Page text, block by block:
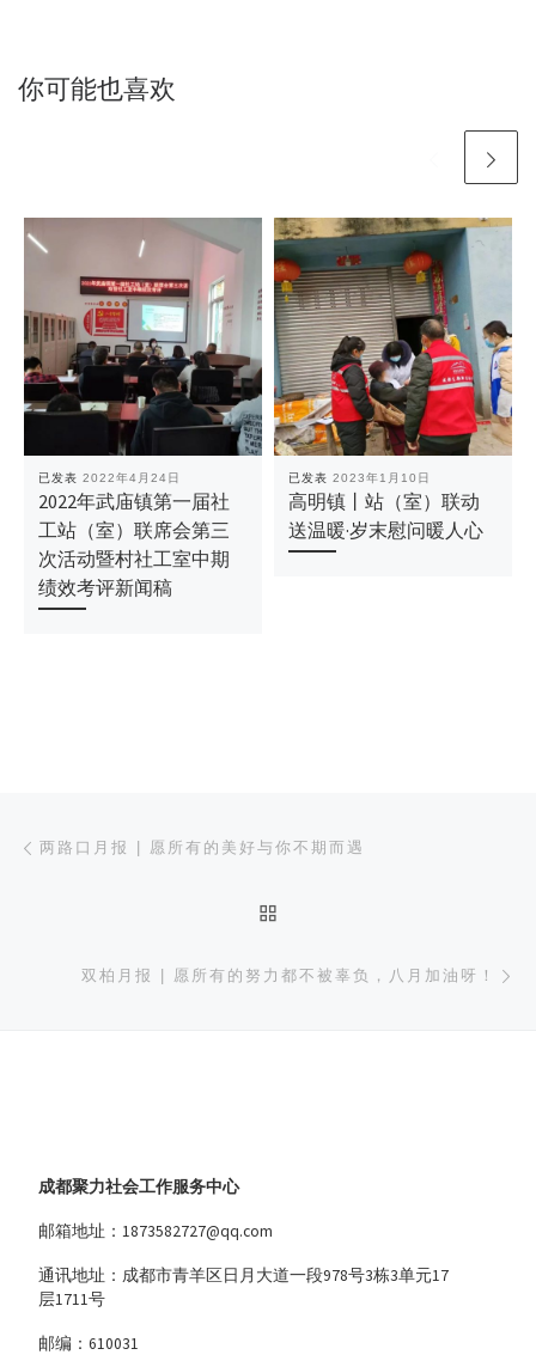
你可能也喜欢
已发表 2022年4月24日
2022年武庙镇第一届社
工站（室）联席会第三
次活动暨村社工室中期
绩效考评新闻稿
已发表 2023年1月10日
高明镇丨站（室）联动
送温暖·岁末慰问暖人心
文章导航
两路口月报 | 愿所有的美好与你不期而遇
双柏月报 | 愿所有的努力都不被辜负，八月加油呀！
成都聚力社会工作服务中心
邮箱地址：1873582727@qq.com
通讯地址：成都市青羊区日月大道一段978号3栋3单元17
层1711号
邮编：610031